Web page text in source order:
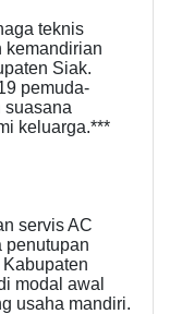
teknis
kemandirian
Siak.
pemuda-
suasana
keluarga.***
servis AC
penutupan
modal awal
usaha mandiri.